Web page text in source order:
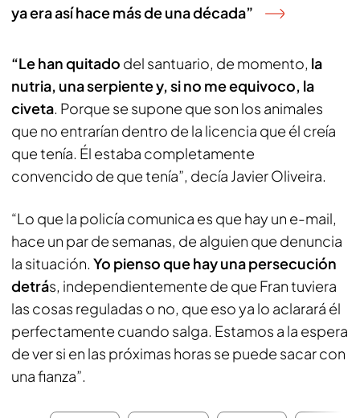
ya era así hace más de una década”
“Le han quitado del santuario, de momento, la
nutria, una serpiente y, si no me equivoco, la
civeta. Porque se supone que son los animales
que no entrarían dentro de la licencia que él creía
que tenía. Él estaba completamente
convencido de que tenía”, decía Javier Oliveira.
“Lo que la policía comunica es que hay un e-mail,
hace un par de semanas, de alguien que denuncia
la situación. Yo pienso que hay una persecución
detrás, independientemente de que Fran tuviera
las cosas reguladas o no, que eso ya lo aclarará él
perfectamente cuando salga. Estamos a la espera
de ver si en las próximas horas se puede sacar con
una fianza”.